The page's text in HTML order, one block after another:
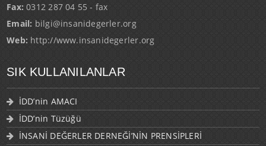
Fax: 0312 287 04 55 - fax
Email: bilgi@insanidegerler.org
Web: http://www.insanidegerler.org
SIK KULLANILANLAR
İDD’nin AMACI
İDD’nin Tüzüğü
İNSANİ DEĞERLER DERNEĞİ’NİN PRENSİPLERİ